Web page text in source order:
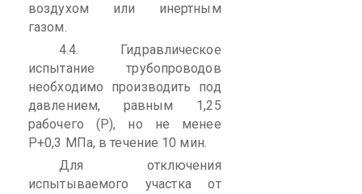
воздухом или инертным
газом.
4.4. Гидравлическое
испытание трубопроводов
необходимо производить под
давлением, равным 1,25
рабочего (Р), но не менее
Р+0,3 МПа, в течение 10 мин.
Для отключения
испытываемого участка от